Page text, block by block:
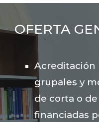
OFERTA
Acreditación
grupales y
de corta o
financiadas